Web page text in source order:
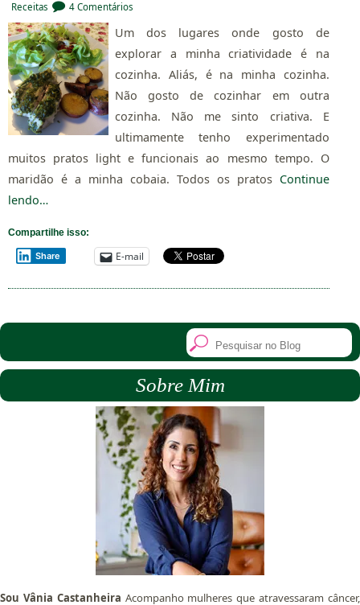
Receitas
4 Comentários
Um dos lugares onde gosto de
explorar a minha criatividade é na
cozinha. Aliás, é na minha cozinha.
Não gosto de cozinhar em outra
cozinha. Não me sinto criativa. E
ultimamente tenho experimentado
muitos pratos light e funcionais ao mesmo tempo. O
maridão é a minha cobaia. Todos os pratosContinue
lendo…
Compartilhe isso:
Share E-mail
Sobre Mim
Sou Vânia Castanheira Acompanho mulheres que atravessaram câncer,